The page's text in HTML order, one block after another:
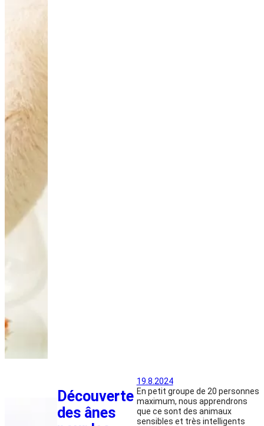
Découverte
des ânes
19.8.2024
En petit groupe de 20 personnes
maximum, nous apprendrons
que ce sont des animaux
sensibles et très intelligents